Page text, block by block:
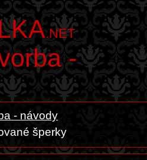
.NET
-
- návody
šperky